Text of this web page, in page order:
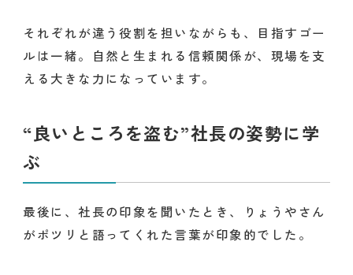
それぞれが違う役割を担いながらも、目指すゴー
ルは一緒。自然と生まれる信頼関係が、現場を支
える大きな力になっています。
“良いところを盗む”社長の姿勢に学
ぶ
最後に、社長の印象を聞いたとき、りょうやさん
がポツリと語ってくれた言葉が印象的でした。